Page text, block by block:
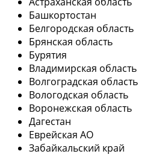
Башкортостан
Белгородская область
Брянская область
Бурятия
Владимирская область
Волгоградская область
Вологодская область
Воронежская область
Дагестан
Еврейская АО
Забайкальский край